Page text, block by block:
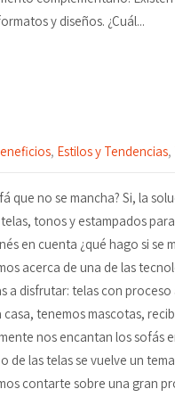
y diseños. ¿Cuál...
, Estilos y Tendencias,
que no se mancha? Si, la
tonos y estampados
en cuenta ¿qué hago si se
acerca de una de las
a disfrutar: telas con
casa, tenemos mascotas,
nos encantan los sofás
de las telas se vuelve un
contarte sobre una gran